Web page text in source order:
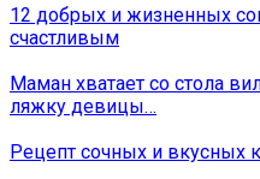
12 добрых и жизненных
счастливым
Маман хватает со стола
ляжку девицы…
Рецепт сочных и вкусных